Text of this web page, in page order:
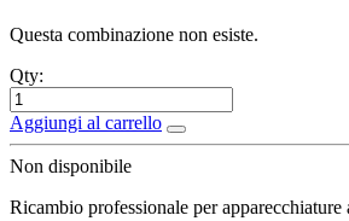
Questa combinazione non esiste.
Qty:
Aggiungi al carrello
Non disponibile
Ricambio professionale per apparecchiature